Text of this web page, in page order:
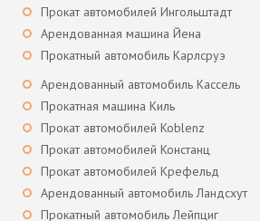
Прокат автомобилей Ингольштадт
Арендованная машина Йена
Прокатный автомобиль Карлсруэ
Арендованный автомобиль Кассель
Прокатная машина Киль
Прокат автомобилей Koblenz
Прокат автомобилей Констанц
Прокат автомобилей Крефельд
Арендованный автомобиль Ландсхут
Прокатный автомобиль Лейпциг